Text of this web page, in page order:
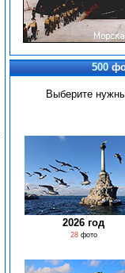
500
Выберите
2026 год
28фото